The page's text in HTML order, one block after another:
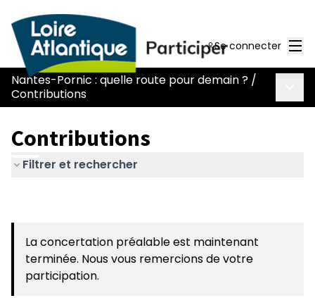
Se connecter
Nantes-Pornic : quelle route pour demain ? /
Contributions
Contributions
Filtrer et rechercher
La concertation préalable est maintenant
terminée. Nous vous remercions de votre
participation.